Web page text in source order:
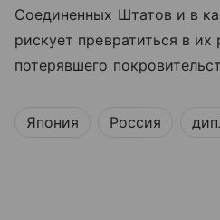
Соединенных Штатов и в
рискует превратиться в
потерявшего
Япония Россия